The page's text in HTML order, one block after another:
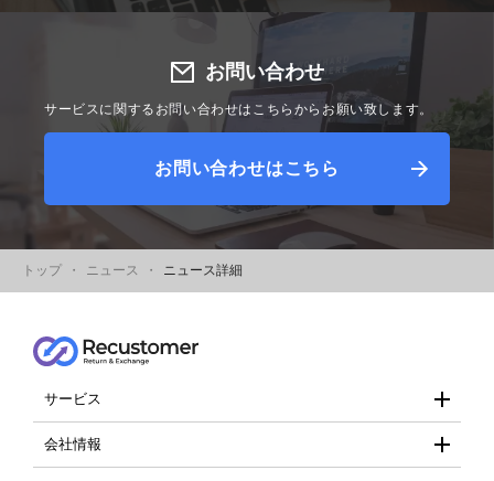
お問い合わせ
サービスに関するお問い合わせはこちらからお願い致します。
お問い合わせはこちら
トップ ニュース ニュース詳細
サービス
- Recustomer
会社情報